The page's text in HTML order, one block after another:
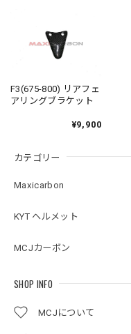
カテゴリー
Maxicarbon
KYT ヘルメット
MCJカーボン
SHOP INFO
MCJについて
F3(675-800) リアフェ
アリングブラケット
¥9,900